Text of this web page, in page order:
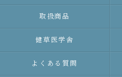
取扱商品
健草医学舎
よくある質問